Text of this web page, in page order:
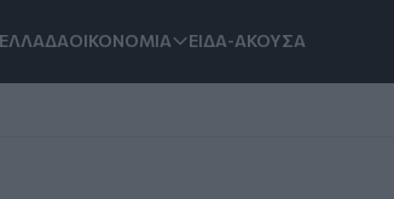
ΕΛΛΑΔΑΟΙΚΟΝΟΜΙΑ ΕΙΔΑ-ΑΚΟΥΣΑ